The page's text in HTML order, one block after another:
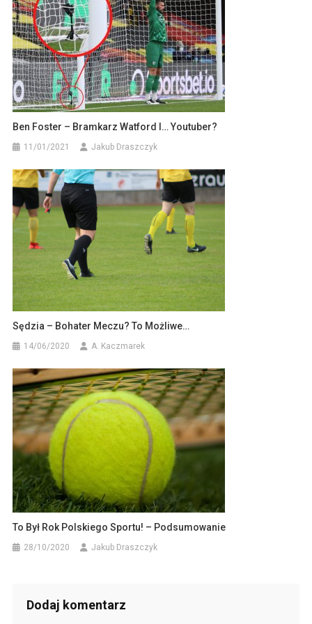
Ben Foster – Bramkarz Watford I… Youtuber?
11/01/2021 Jakub Draszczyk
Sędzia – Bohater Meczu? To Możliwe…
14/06/2020 A. Kaczmarek
To Był Rok Polskiego Sportu! – Podsumowanie
28/10/2020 Jakub Draszczyk
Dodaj komentarz